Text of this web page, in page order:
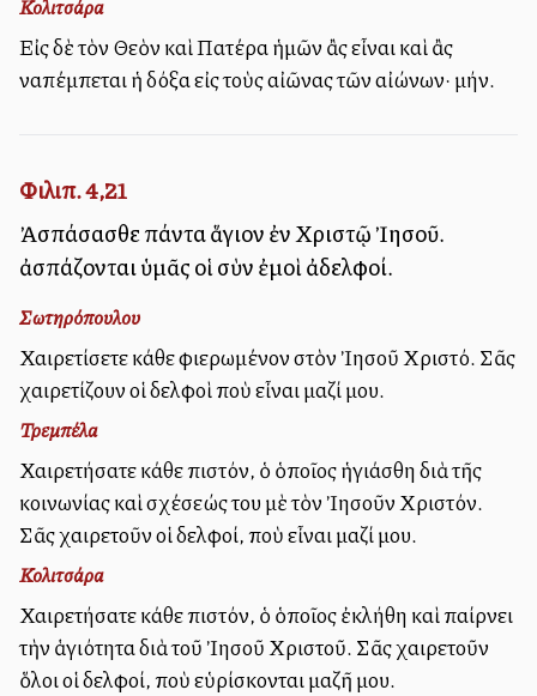
Κολιτσάρα
Εἰς δὲ τὸν Θεὸν καὶ Πατέρα ἡμῶν ἂς εἶναι καὶ ἂς
ἀναπέμπεται ἡ δόξα εἰς τοὺς αἰῶνας τῶν αἰώνων· ἀμήν.
Φιλιπ. 4,21
Ἀσπάσασθε πάντα ἅγιον ἐν Χριστῷ Ἰησοῦ.
ἀσπάζονται ὑμᾶς οἱ σὺν ἐμοὶ ἀδελφοί.
Σωτηρόπουλου
Χαιρετίσετε κάθε ἀφιερωμένον στὸν Ἰησοῦ Χριστό. Σᾶς
χαιρετίζουν οἱ ἀδελφοὶ ποὺ εἶναι μαζί μου.
Τρεμπέλα
Χαιρετήσατε κάθε πιστόν, ὁ ὁποῖος ἡγιάσθη διὰ τῆς
κοινωνίας καὶ σχέσεώς του μὲ τὸν Ἰησοῦν Χριστόν.
Σᾶς χαιρετοῦν οἱ ἀδελφοί, ποὺ εἶναι μαζί μου.
Κολιτσάρα
Χαιρετήσατε κάθε πιστόν, ὁ ὁποῖος ἐκλήθη καὶ παίρνει
τὴν ἁγιότητα διὰ τοῦ Ἰησοῦ Χριστοῦ. Σᾶς χαιρετοῦν
ὅλοι οἱ ἀδελφοί, ποὺ εὑρίσκονται μαζῆ μου.